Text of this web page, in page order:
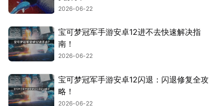
2026-06-22
宝可梦冠军手游安卓12进不去快速解决指
南！
2026-06-22
宝可梦冠军手游安卓12闪退：闪退修复全攻
略！
2026-06-22